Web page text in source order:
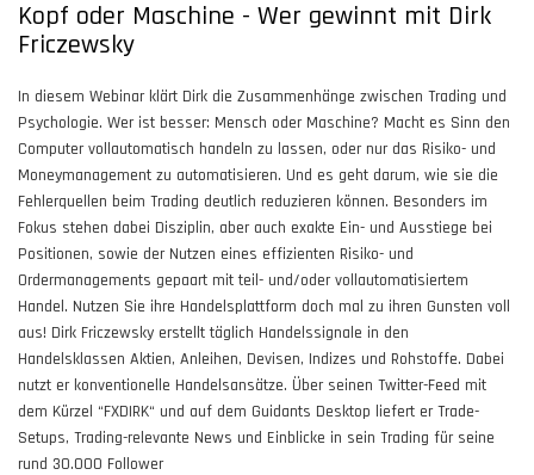
Kopf oder Maschine - Wer gewinnt mit Dirk
Friczewsky
In diesem Webinar klärt Dirk die Zusammenhänge zwischen Trading und
Psychologie. Wer ist besser: Mensch oder Maschine? Macht es Sinn den
Computer vollautomatisch handeln zu lassen, oder nur das Risiko- und
Moneymanagement zu automatisieren. Und es geht darum, wie sie die
Fehlerquellen beim Trading deutlich reduzieren können. Besonders im
Fokus stehen dabei Disziplin, aber auch exakte Ein- und Ausstiege bei
Positionen, sowie der Nutzen eines effizienten Risiko- und
Ordermanagements gepaart mit teil- und/oder vollautomatisiertem
Handel. Nutzen Sie ihre Handelsplattform doch mal zu ihren Gunsten voll
aus! Dirk Friczewsky erstellt täglich Handelssignale in den
Handelsklassen Aktien, Anleihen, Devisen, Indizes und Rohstoffe. Dabei
nutzt er konventionelle Handelsansätze. Über seinen Twitter-Feed mit
dem Kürzel “FXDIRK“ und auf dem Guidants Desktop liefert er Trade-
Setups, Trading-relevante News und Einblicke in sein Trading für seine
rund 30.000 Follower